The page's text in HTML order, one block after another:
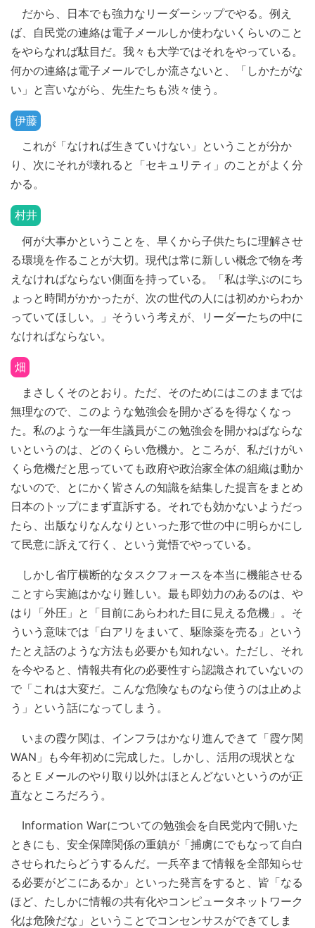
だから、日本でも強力なリーダーシップでやる。例え
ば、自民党の連絡は電子メールしか使わないくらいのこと
をやらなれば駄目だ。我々も大学ではそれをやっている。
何かの連絡は電子メールでしか流さないと、「しかたがな
い」と言いながら、先生たちも渋々使う。
伊藤
これが「なければ生きていけない」ということが分か
り、次にそれが壊れると「セキュリティ」のことがよく分
かる。
村井
何が大事かということを、早くから子供たちに理解させ
る環境を作ることが大切。現代は常に新しい概念で物を考
えなければならない側面を持っている。「私は学ぶのにち
ょっと時間がかかったが、次の世代の人には初めからわか
っていてほしい。」そういう考えが、リーダーたちの中に
なければならない。
畑
まさしくそのとおり。ただ、そのためにはこのままでは
無理なので、このような勉強会を開かざるを得なくなっ
た。私のような一年生議員がこの勉強会を開かねばならな
いというのは、どのくらい危機か。ところが、私だけがい
くら危機だと思っていても政府や政治家全体の組織は動か
ないので、とにかく皆さんの知識を結集した提言をまとめ
日本のトップにまず直訴する。それでも効かないようだっ
たら、出版なりなんなりといった形で世の中に明らかにし
て民意に訴えて行く、という覚悟でやっている。
しかし省庁横断的なタスクフォースを本当に機能させる
ことすら実施はかなり難しい。最も即効力のあるのは、や
はり「外圧」と「目前にあらわれた目に見える危機」。そ
ういう意味では「白アリをまいて、駆除薬を売る」という
たとえ話のような方法も必要かも知れない。ただし、それ
を今やると、情報共有化の必要性すら認識されていないの
で「これは大変だ。こんな危険なものなら使うのは止めよ
う」という話になってしまう。
いまの霞ケ関は、インフラはかなり進んできて「霞ケ関
WAN」も今年初めに完成した。しかし、活用の現状とな
るとＥメールのやり取り以外はほとんどないというのが正
直なところだろう。
Information Warについての勉強会を自民党内で開いた
ときにも、安全保障関係の重鎮が「捕虜にでもなって自白
させられたらどうするんだ。一兵卒まで情報を全部知らせ
る必要がどこにあるか」といった発言をすると、皆「なる
ほど、たしかに情報の共有化やコンピュータネットワーク
化は危険だな」ということでコンセンサスができてしま